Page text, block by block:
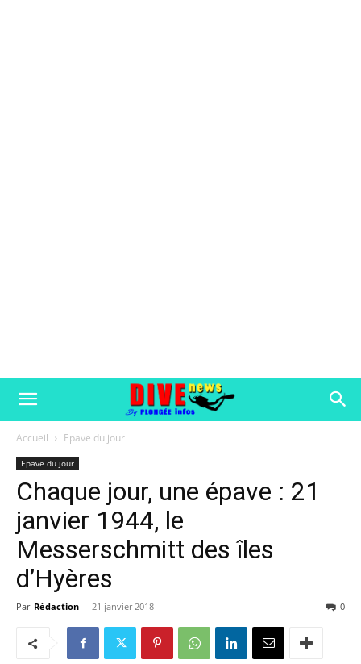
Accueil Epave du jour
Epave du jour
Chaque jour, une épave : 21
janvier 1944, le
Messerschmitt des îles
d’Hyères
Par Rédaction - 21 janvier 2018 0